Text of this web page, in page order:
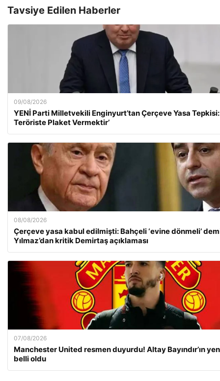
Tavsiye Edilen Haberler
09/08/2026
YENİ Parti Milletvekili Enginyurt’tan Çerçeve Yasa Tepkisi:
Teröriste Plaket Vermektir’
08/08/2026
Çerçeve yasa kabul edilmişti: Bahçeli ‘evine dönmeli’
Yılmaz’dan kritik Demirtaş açıklaması
07/08/2026
Manchester United resmen duyurdu! Altay Bayındır’ın
belli oldu